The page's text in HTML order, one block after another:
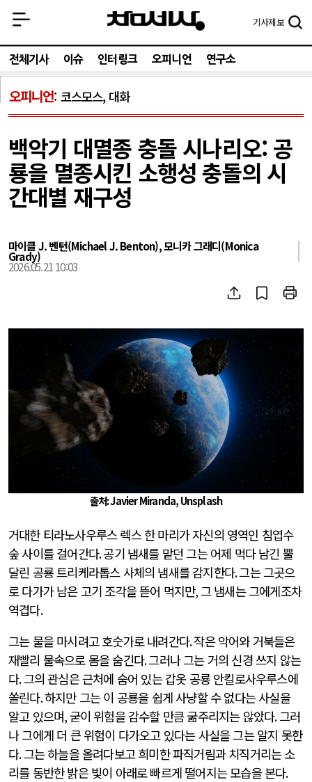
기사제보
전체기사 이슈 인터링크 오피니언 연구소
오피니언 코스모스, 대화
백악기 대멸종 충돌 시나리오: 공
룡을 멸종시킨 소행성 충돌의 시
간대별 재구성
마이클 J. 벤턴(Michael J. Benton), 모니카 그래디(Monica
Grady)
2026.05.21 10:03
출처: Javier Miranda, Unsplash
거대한 티라노사우루스 렉스 한 마리가 자신의 영역인 침엽수
숲 사이를 걸어간다.공기 냄새를 맡던 그는 어제 먹다 남긴 뿔
달린 공룡 트리케라톱스 사체의 냄새를 감지한다.그는 그곳으
로 다가가 남은 고기 조각을 뜯어 먹지만,그 냄새는 그에게조차
역겹다.
그는 물을 마시려고 호숫가로 내려간다.작은 악어와 거북들은
재빨리 물속으로 몸을 숨긴다.그러나 그는 거의 신경 쓰지 않는
다.그의 관심은 근처에 숨어 있는 갑옷 공룡 안킬로사우루스에
쏠린다.하지만 그는 이 공룡을 쉽게 사냥할 수 없다는 사실을
알고 있으며, 굳이 위험을 감수할 만큼 굶주리지는 않았다.그러
나 그에게 더 큰 위험이 다가오고 있다는 사실을 그는 알지 못한
다.그는 하늘을 올려다보고 희미한 파직거림과 치직거리는 소
리를 동반한 밝은 빛이 아래로 빠르게 떨어지는 모습을 본다.